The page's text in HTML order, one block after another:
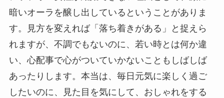
暗いオーラを醸し出しているということがありま
す。見方を変えれば「落ち着きがある」と捉えら
れますが、不調でもないのに、若い時とは何か違
い、心配事で心がついていかないこともしばしば
あったりします。本当は、毎日元気に楽しく過ご
したいのに、見た目を気にして、おしゃれをする